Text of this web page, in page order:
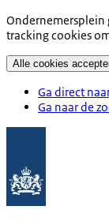
Ondernemersplein
tracking cookies
Alle cookies
Ga direct
Ga naar de